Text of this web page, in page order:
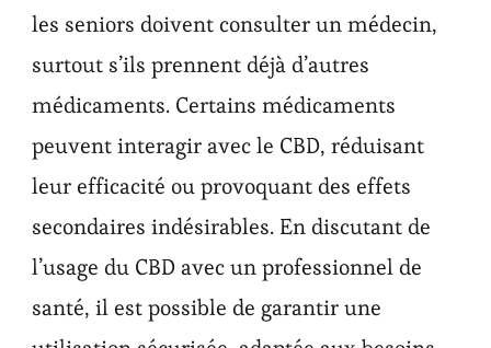
les seniors doivent consulter un médecin,
surtout s’ils prennent déjà d’autres
médicaments. Certains médicaments
peuvent interagir avec le CBD, réduisant
leur efficacité ou provoquant des effets
secondaires indésirables. En discutant de
l’usage du CBD avec un professionnel de
santé, il est possible de garantir une